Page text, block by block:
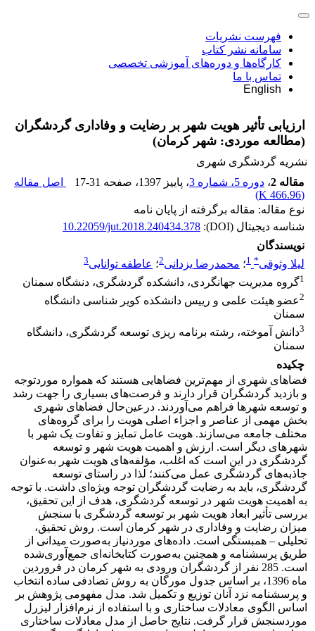
فهرست نشریات
سامانه نشر کتاب
کارگاه‌ها و دوره‌های آموزشی تخصصی
تماس با ما
English
ارزیابی تأثیر هویت شهر بر رضایت و وفاداری گردشگران
(مطالعه موردی: شهر کرمان)
نشریه گردشگری شهری
مقاله 2
، دوره 5، شماره 3 ، پاییز 1397 ، صفحه 17-31
اصل مقاله
(
466.96 K
)
نوع مقاله: مقاله برگرفته از پایان نامه
شناسه دیجیتال (DOI):
10.22059/jut.2018.240434.378
نویسندگان
لیلا وثوقی*
1؛ محمدرضا یزدانی2؛ عاطفه توانایی3
1گروه مدیریت جهانگردی، دانشکده گردشگری، دنشگاه سمنان
2عضو هیئت علمی و رییس دانشکده کویر شناسی دانشگاه
سمنان
3دانش آموخته، رشته برنامه ریزی توسعه گردشگری، دانشگاه
سمنان
چکیده
فضاهای شهری از مهم‌ترین فضاهایی هستند که همواره موردتوجه
و بازدید گردشگران قرار دارند و فرصت‌های بسیاری را جهت رشد
و توسعه شهرها فراهم می‌آوردند. درعین‌حال فضاهای شهری
بخش مهمی از عناصر و اجزاء اصلی هویت را برای گروه‌های
مختلف جامعه می‌سازند. هویت عامل تمایز و تفاوت یک شهر با
شهرهای دیگر است. ارزش و اهمیت هویت شهر و توسعه
گردشگری در این است که اغلب، مؤلفه‌های هویت شهر به‌عنوان
جاذبه‌های گردشگری عمل می‌کنند؛ لذا در راستای توسعه
گردشگری، باید به رضایت گردشگران توجه ویژه‌ای داشت. با توجه
به اهمیت هویت شهر در توسعه گردشگری، هدف از این تحقیق،
بررسی تأثیر ابعاد هویت شهر بر توسعه گردشگری با سنجش
میزان رضایت و وفاداری در شهر کرمان است. روش تحقیق،
تحلیلی – همبستگی است. داده‌های موردنیاز به‌صورت میدانی از
طریق پرسشنامه و همچنین به‌صورت کتابخانه‌ای جمع‌آوری‌شده
است. 285 نفر از گردشگران ورودی به شهر کرمان در فروردین
ماه 1396، بر اساس جدول مورگان به روش تصادفی ساده انتخاب
و پرسشنامه نزد آنان توزیع و تکمیل شد. مدل مفهومی پژوهش بر
اساس الگوی معادلات ساختاری و با استفاده از نرم‌افزار لیزرل
موردسنجش قرار گرفت. نتایج حاصل از مدل معادلات ساختاری